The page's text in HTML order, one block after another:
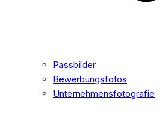
Passbilder
Bewerbungsfotos
Unternehmensfotografie